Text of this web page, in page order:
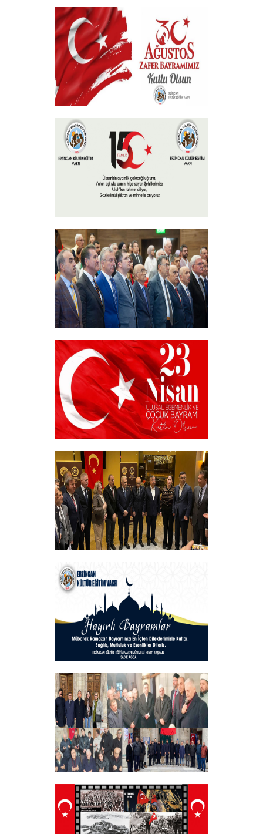
Geçmiş Olsun Mesajı
+
30 Ağustos Zafer Bayramı
+
15 Temmuz 2024
+
Akademik Bilim, Sanat ve Spor Ödülleri”
Sahiplerini Buldu.
+
23 NİSAN
+
Vakfımızın Geleneksel İftar Programı
+
Hayırlı Bayramlar
+
Tüm Şehitlerimizi Anma Programı
Düzenledik
+